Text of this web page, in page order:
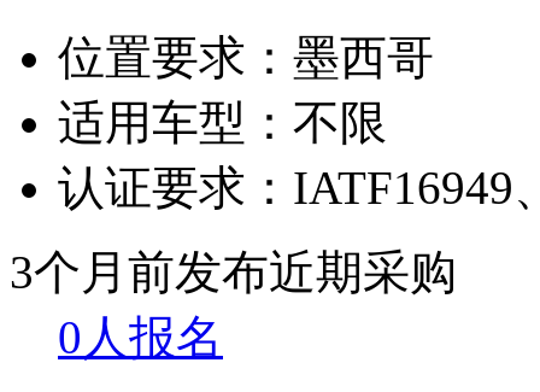
位置要求： 墨西哥
适用车型： 不限
认证要求： IATF16949
3个月前发布近期采购
0人报名